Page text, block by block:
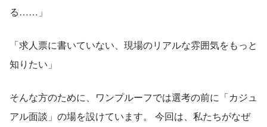
る……」
「求人票に書いていない、現場のリアルな雰囲気をもっと
知りたい」
そんな方のために、ワンプルーフでは選考の前に「カジュ
アル面談」の場を設けています。 今回は、私たちがなぜ